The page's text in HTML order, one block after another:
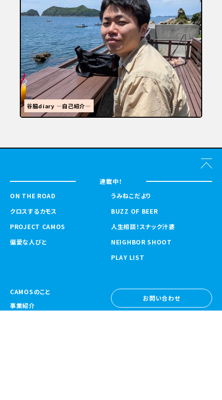
福岡といえばラーメン
連載中！
ON THE ROAD
クロスするカモス
PROJECT CAMOS
偏愛な人びと
うみねこだより
BUZZ OF BEER
人生相談！スナック汁婆
NEIGHBOR SHOOT
PLAY LIST
CAMOSのこと
事業紹介
お問い合わせ